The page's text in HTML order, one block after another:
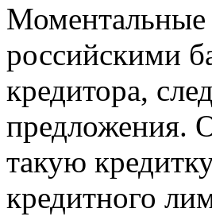
Моментальные
российскими
кредитора,
предложения.
такую
кредитного